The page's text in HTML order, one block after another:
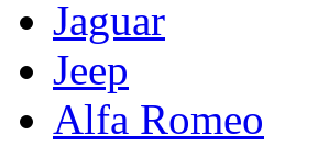
Jaguar
Jeep
Alfa Romeo